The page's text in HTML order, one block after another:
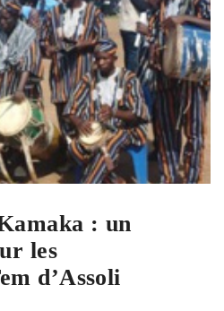
: un
les
d’Assoli